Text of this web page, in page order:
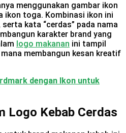
menggunakan gambar ikon
ikon toga. Kombinasi ikon ini
kata “cerdas” pada nama
karakter brand yang
logo makanan ini tampil
membangun kesan kreatif
dengan Ikon untuk
Logo Kebab Cerdas